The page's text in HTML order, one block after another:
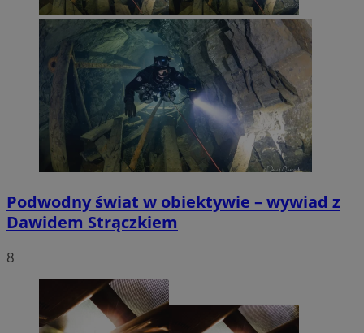
Podwodny świat w obiektywie – wywiad z
Dawidem Strączkiem
8